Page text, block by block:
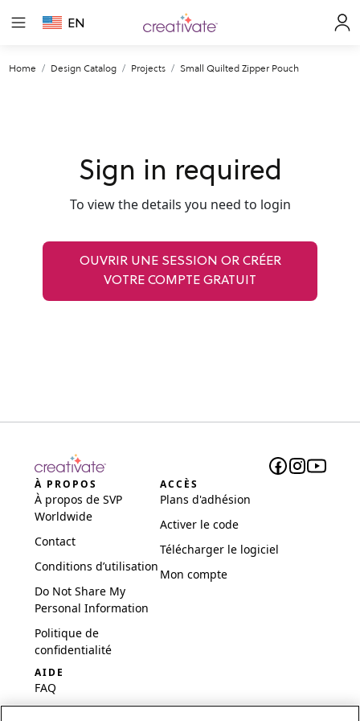
EN
Home Design Catalog Projects Small Quilted Zipper Pouch
Sign in required
To view the details you need to login
OUVRIR UNE SESSION OR CRÉER
VOTRE COMPTE GRATUIT
À PROPOS
À propos de SVP
Worldwide
Contact
Conditions d’utilisation
Do Not Share My
Personal Information
Politique de
confidentialité
ACCÈS
Plans d'adhésion
Activer le code
Télécharger le logiciel
Mon compte
AIDE
FAQ